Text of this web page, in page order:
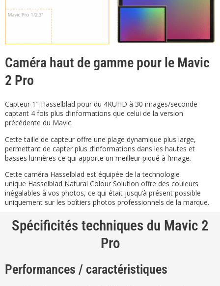
Caméra haut de gamme pour le Mavic
2 Pro
Capteur 1″ Hasselblad pour du 4KUHD à 30 images/seconde
captant 4 fois plus d’informations que celui de la version
précédente du Mavic.
Cette taille de capteur offre une plage dynamique plus large,
permettant de capter plus d’informations dans les hautes et
basses lumières ce qui apporte un meilleur piqué à l’image.
Cette caméra Hasselblad est équipée de la technologie
unique Hasselblad Natural Colour Solution offre des couleurs
inégalables à vos photos, ce qui était jusqu’à présent possible
uniquement sur les boîtiers photos professionnels de la marque.
Spécificités techniques du Mavic 2
Pro
Performances / caractéristiques